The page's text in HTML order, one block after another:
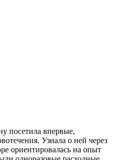
посетила впервые,
Узнала о ней через
ориентировалась на опыт